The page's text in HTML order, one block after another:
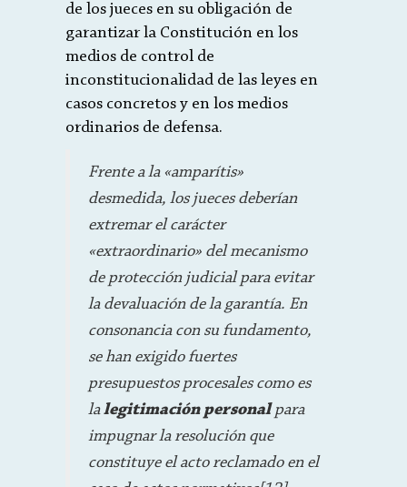
de los jueces en su obligación de
garantizar la Constitución en los
medios de control de
inconstitucionalidad de las leyes en
casos concretos y en los medios
ordinarios de defensa.
Frente a la «amparítis»
desmedida, los jueces deberían
extremar el carácter
«extraordinario» del mecanismo
de protección judicial para evitar
la devaluación de la garantía. En
consonancia con su fundamento,
se han exigido fuertes
presupuestos procesales como es
lalegitimación personalpara
impugnar la resolución que
constituye el acto reclamado en el